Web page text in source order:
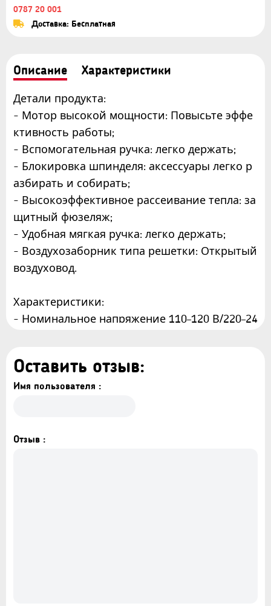
0787 20 001
Доставка: Бесплатная
Описание Характеристики
Детали продукта:
- Мотор высокой мощности: Повысьте эффе
ктивность работы;
- Вспомогательная ручка: легко держать;
- Блокировка шпинделя: аксессуары легко р
азбирать и собирать;
- Высокоэффективное рассеивание тепла: за
щитный фюзеляж;
- Удобная мягкая ручка: легко держать;
- Воздухозаборник типа решетки: Открытый
воздуховод.
Характеристики:
- Номинальное напряжение 110–120 В/220–24
- Мощность 850 Вт
- Диаметр диска 125 мм
Аксессуары:
Оставить отзыв:
Имя пользователя :
Отзыв :